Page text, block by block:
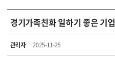
경기가족친화 일하기 좋은 기업
관리자 2025-11-25